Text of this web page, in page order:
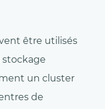
être utilisés
un cluster
de